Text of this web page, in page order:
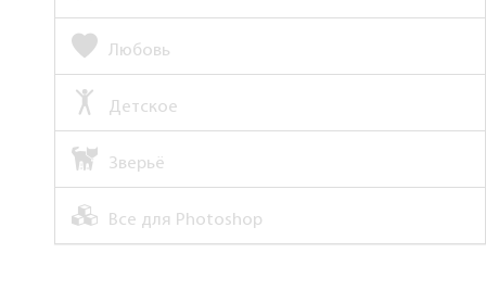
Любовь
Детское
Зверьё
Все для Photoshop